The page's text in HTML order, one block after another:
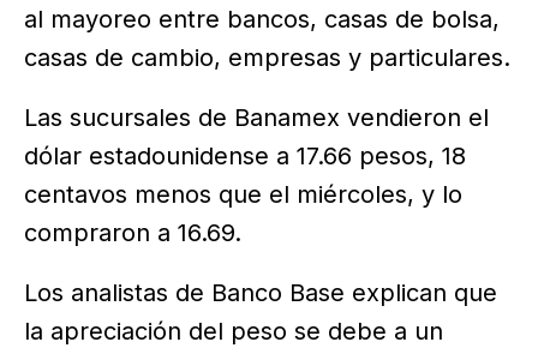
al mayoreo entre bancos, casas de bolsa,
casas de cambio, empresas y particulares.
Las sucursales de Banamex vendieron el
dólar estadounidense a 17.66 pesos, 18
centavos menos que el miércoles, y lo
compraron a 16.69.
Los analistas de Banco Base explican que
la apreciación del peso se debe a un